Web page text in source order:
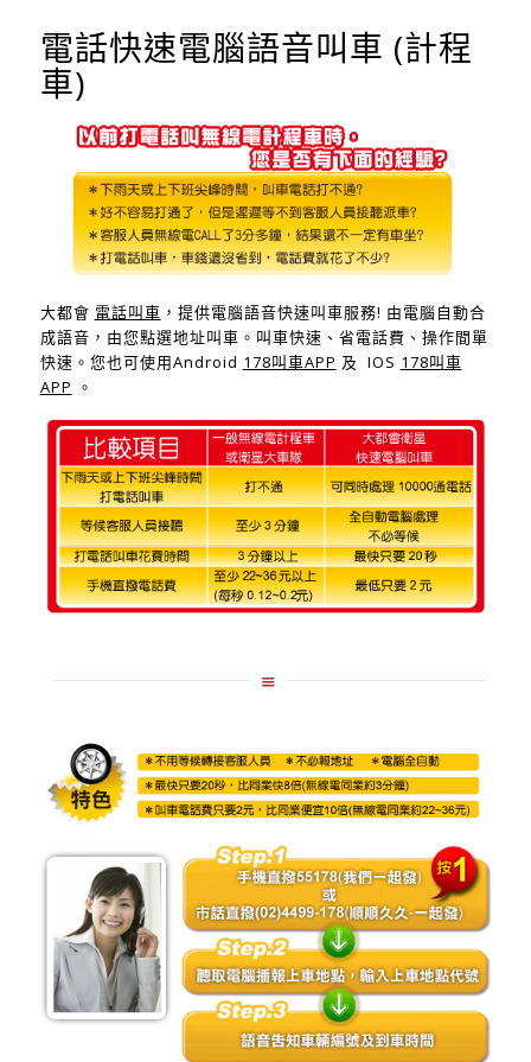
電話快速電腦語音叫車 (計程
車)
大都會 電話叫車 ，提供電腦語音快速叫車服務! 由電腦自動合
成語音，由您點選地址叫車。叫車快速、省電話費、操作間單
快速。您也可使用Android 178叫車APP 及 IOS 178叫車
APP 。